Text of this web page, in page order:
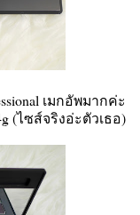
เมกอัพมากค่ะ
(ไซส์จริงอ่ะตัวเธอ)